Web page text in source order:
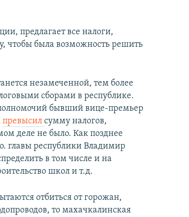
предлагает все налоги,
чтобы была возможность решить
незамеченной, тем более
сборами в республике.
бывший вице-премьер
превысилсумму налогов,
деле не было. Как позднее
главы республики Владимир
в том числе и на
школ и т.д.
отбиться от горожан,
то махачкалинская